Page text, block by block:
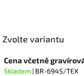
Zvolte variantu
Cena včetně
Skladem | BR-694S/TEX